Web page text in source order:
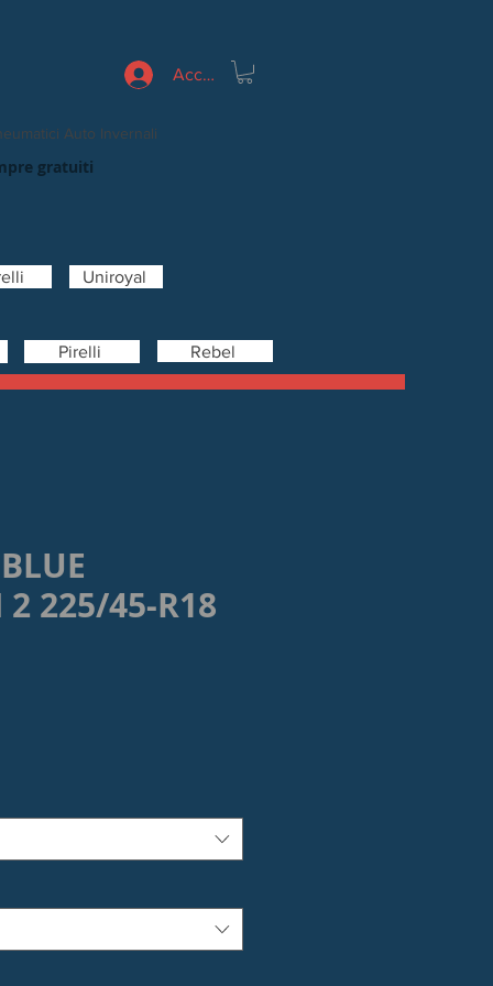
Accedi
Auto Invernali
gratuiti
Uniroyal
Pirelli Rebel
2 225/45-R18